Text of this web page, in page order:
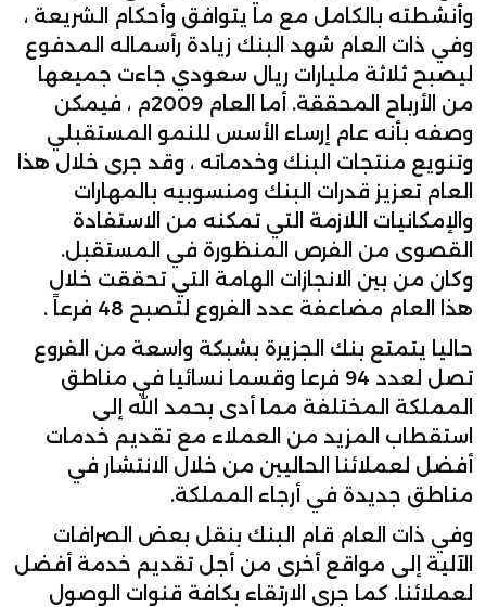
وأنشطته بالكامل مع ما يتوافق وأحكام الشريعة ،
وفي ذات العام شهد البنك زيادة رأسماله المدفوع
ليصبح ثلاثة مليارات ريال سعودي جاءت جميعها
من الأرباح المحققة. أما العام 2009م ، فيمكن
وصفه بأنه عام إرساء الأسس للنمو المستقبلي
وتنويع منتجات البنك وخدماته ، وقد جرى خلال هذا
العام تعزيز قدرات البنك ومنسوبيه بالمهارات
والإمكانيات اللازمة التي تمكنه من الاستفادة
القصوى من الفرص المنظورة في المستقبل.
وكان من بين الانجازات الهامة التي تحققت خلال
هذا العام مضاعفة عدد الفروع لتصبح 48 فرعاً .
حاليا يتمتع بنك الجزيرة بشبكة واسعة من الفروع
تصل لعدد 94 فرعا وقسما نسائيا في مناطق
المملكة المختلفة مما أدى بحمد الله إلى
استقطاب المزيد من العملاء مع تقديم خدمات
أفضل لعملائنا الحاليين من خلال الانتشار في
مناطق جديدة في أرجاء المملكة.
وفي ذات العام قام البنك بنقل بعض الصرافات
الآلية إلى مواقع أخرى من أجل تقديم خدمة أفضل
لعملائنا. كما جرى الارتقاء بكافة قنوات الوصول